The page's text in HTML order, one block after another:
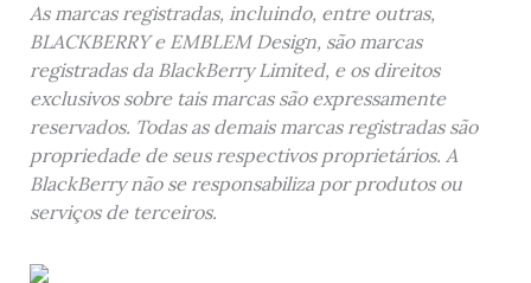
As marcas registradas, incluindo, entre outras,
BLACKBERRY e EMBLEM Design, são marcas
registradas da BlackBerry Limited, e os direitos
exclusivos sobre tais marcas são expressamente
reservados. Todas as demais marcas registradas são
propriedade de seus respectivos proprietários. A
BlackBerry não se responsabiliza por produtos ou
serviços de terceiros.